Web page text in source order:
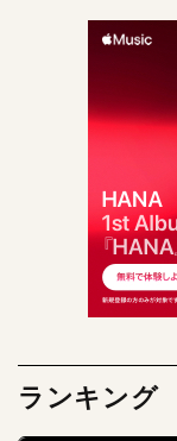
ランキング